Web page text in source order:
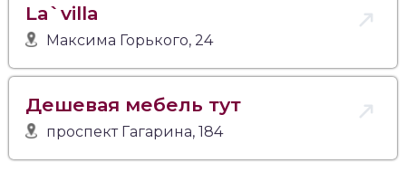
La`villa
Максима Горького, 24
Дешевая мебель тут
проспект Гагарина, 184